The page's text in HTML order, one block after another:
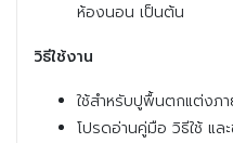
ห้องนอน เป็นต้น
วิธีใช้งาน
ใช้สำหรับปูพื้นตกแต่งภ
โปรดอ่านคู่มือ วิธีใช้ แล